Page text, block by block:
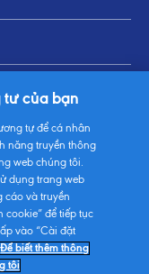
tư của bạn
tự để cá nhân
năng truyền thông
web chúng tôi.
dụng trang web
cáo và truyền
để tiếp tục
vào “Cài đặt
Để biết thêm thông
tôi